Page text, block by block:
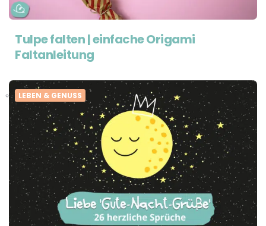
Tulpe falten | einfache Origami
Faltanleitung
LEBEN & GENUSS